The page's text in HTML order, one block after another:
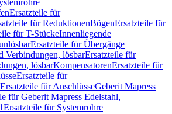
Ersatzteile für
für ReduktionenBögenErsatzteile für
für T-StückeInnenliegende
Ersatzteile für Übergänge
Verbindungen, lösbarErsatzteile für
lösbarKompensatorenErsatzteile für
Ersatzteile für
Ersatzteile für AnschlüsseGeberit Mapress
für Geberit Mapress Edelstahl,
Ersatzteile für Systemrohre